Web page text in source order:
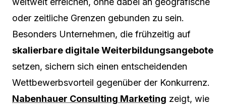
oder zeitliche Grenzen gebunden zu sein.
Besonders Unternehmen, die frühzeitig auf
skalierbare digitale Weiterbildungsangebote
setzen, sichern sich einen entscheidenden
Wettbewerbsvorteil gegenüber der Konkurrenz.
Nabenhauer Consulting Marketing zeigt, wie